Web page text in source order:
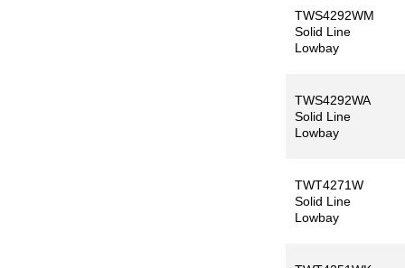
TWS4292WM
Solid Line
Lowbay
TWS4292WA
Solid Line
Lowbay
TWT4271W
Solid Line
Lowbay